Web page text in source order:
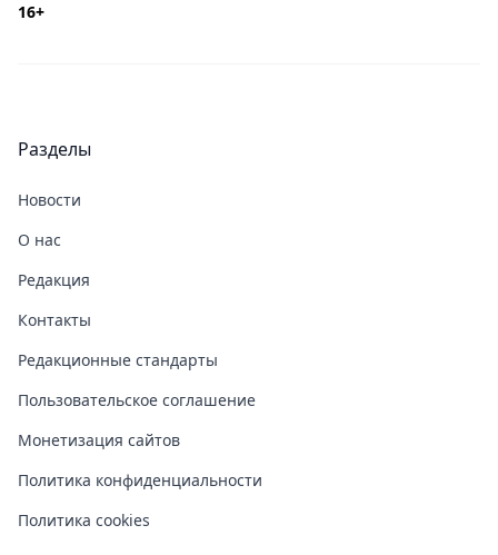
16+
Разделы
Новости
О нас
Редакция
Контакты
Редакционные стандарты
Пользовательское соглашение
Монетизация сайтов
Политика конфиденциальности
Политика cookies